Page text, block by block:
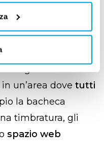
a tutti è
per
un’area dove tutti
la bacheca
timbratura, gli
spazio web